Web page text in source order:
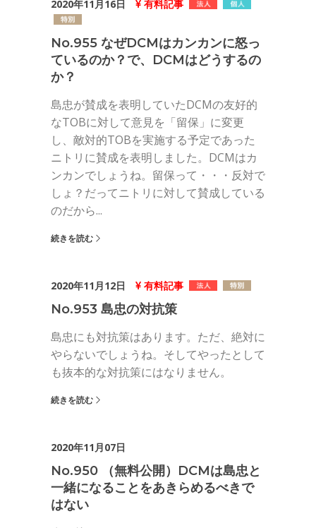
2020年11月16日 有料記事
No.955 なぜDCMはカンカンに怒っ
ているのか？で、DCMはどうするの
か？
島忠が賛成を表明していたDCMの友好的
なTOBに対して意見を「留保」に変更
し、敵対的TOBを実施する予定であった
ニトリに賛成を表明しました。DCMはカ
ンカンでしょうね。留保って・・・反対で
しょ？だってニトリに対して賛成している
のだから...
続きを読む
2020年11月12日 有料記事
No.953 島忠の対抗策
島忠にも対抗策はあります。ただ、絶対に
やらないでしょうね。そしてやったとして
も抜本的な対抗策にはなりません。
続きを読む
2020年11月07日
No.950 （無料公開）DCMは島忠と
一緒になることをあきらめるべきで
はない